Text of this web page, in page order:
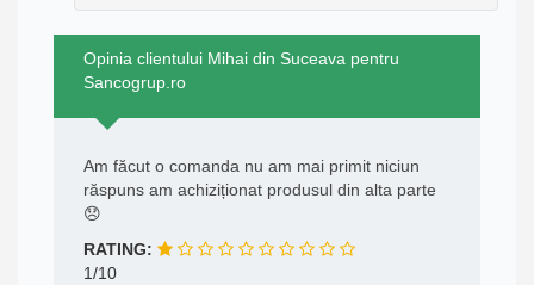
Opinia clientului Mihai din Suceava pentru
Sancogrup.ro
Am făcut o comanda nu am mai primit niciun
răspuns am achiziționat produsul din alta parte
😞
RATING:
1/10